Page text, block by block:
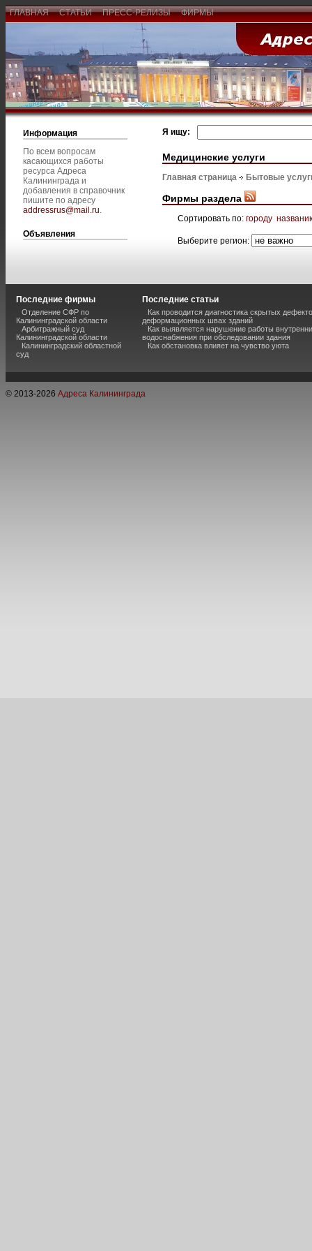
ГЛАВНАЯ СТАТЬИ ПРЕСС-РЕЛИЗЫ ФИРМЫ
Информация
По всем вопросам
касающихся работы
ресурса Адреса
Калининграда и
добавления в справочник
пишите по адресу
addressrus@mail.ru.
Объявления
Я ищу:
Медицинские услуги
Главная страница Бытовые
Фирмы раздела
Сортировать по: городу
Выберите регион:
Последние фирмы
Отделение СФР по
Калининградской области
Арбитражный суд
Калининградской области
Калининградский областной
суд
Последние статьи
Как проводится диагностика скрытых
деформационных швах зданий
Как выявляется нарушение работы
водоснабжения при обследовании здания
Как обстановка влияет на чувство уюта
© 2013-2026 Адреса Калининграда